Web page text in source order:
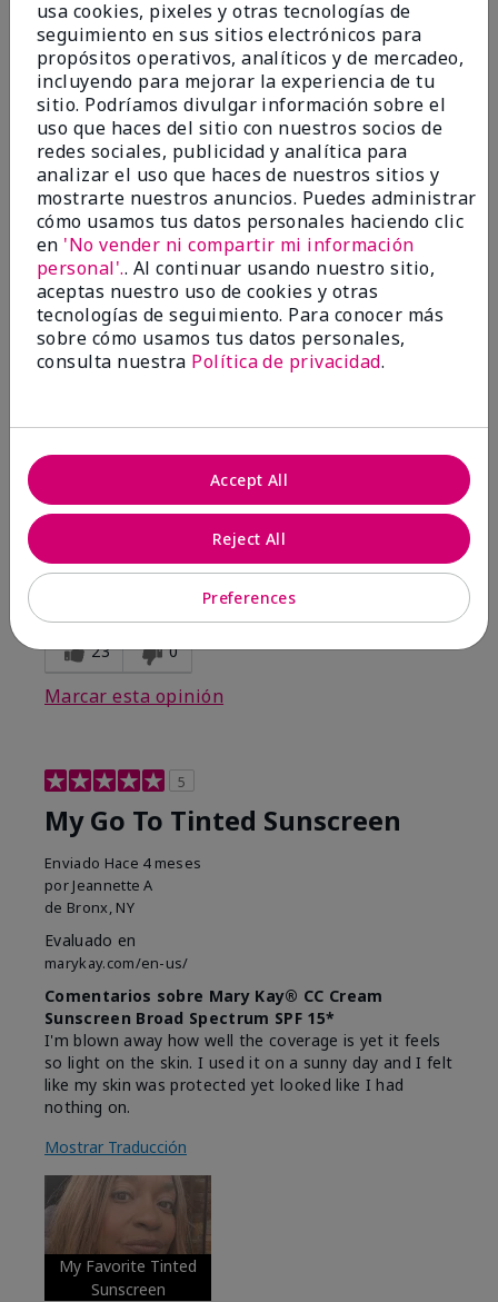
Excellent
EnviadoHace 4 meses
porCoverly
de
Columbia Missouri
Evaluado en
marykay.com/en-us/
Comentarios sobre Mary Kay® CC Cream
Sunscreen Broad Spectrum SPF 15*
I have been wearing the cc cream for 8 years now. I
absolutely love it. Its not cakey it's not heavy and it
blends effortlessly. I get compliments all the time.
10/10 I definitely recommend.
Mostrar Traducción
Walking in victory
Sí, recomendaría a un amigo
¿Le ha resultado útil esta
23 0
Marcar esta opinión
5
My Go To Tinted Sunscreen
Enviado Hace 4 meses
por Jeannette A
de Bronx, NY
Evaluado en
marykay.com/en-us/
Comentarios sobre Mary Kay® CC Cream
Sunscreen Broad Spectrum SPF 15*
I'm blown away how well the coverage is yet it feels
so light on the skin. I used it on a sunny day and I felt
like my skin was protected yet looked like I had
nothing on.
Mostrar Traducción
My Favorite Tinted
Sunscreen
usa cookies, pixeles y otras tecnologías de
seguimiento en sus sitios electrónicos para
propósitos operativos, analíticos y de mercadeo,
incluyendo para mejorar la experiencia de tu
sitio. Podríamos divulgar información sobre el
uso que haces del sitio con nuestros socios de
redes sociales, publicidad y analítica para
analizar el uso que haces de nuestros sitios y
mostrarte nuestros anuncios. Puedes administrar
cómo usamos tus datos personales haciendo clic
en 'No vender ni compartir mi información
personal'.. Al continuar usando nuestro sitio,
aceptas nuestro uso de cookies y otras
tecnologías de seguimiento. Para conocer más
sobre cómo usamos tus datos personales,
consulta nuestra Política de privacidad.
Preferences
Reject All
Accept All